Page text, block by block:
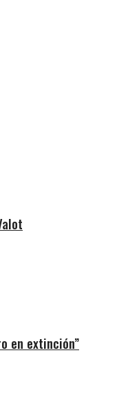
en extinción”